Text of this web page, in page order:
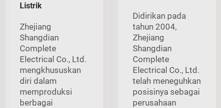
Listrik
Zhejiang
Shangdian
Complete
Electrical Co., Ltd.
mengkhususkan
diri dalam
memproduksi
berbagai
Didirikan pada
tahun 2004,
Zhejiang
Shangdian
Complete
Electrical Co., Ltd.
telah meneguhkan
posisinya sebagai
perusahaan